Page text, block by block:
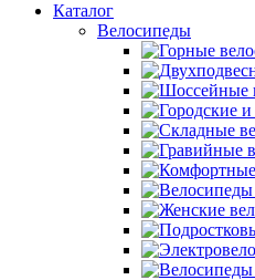
Каталог
Велосипеды